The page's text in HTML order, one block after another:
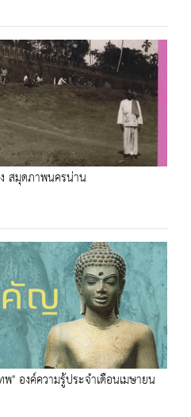
สมุดภาพนครน่าน
" องค์ความรู้ประจำเดือนเมษายน